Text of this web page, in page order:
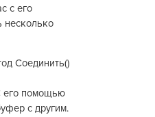
с его
несколько
Соединить()
его помощью
с другим.